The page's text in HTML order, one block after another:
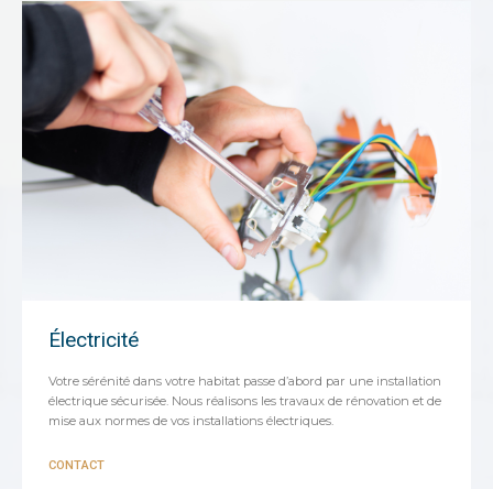
Électricité
Votre sérénité dans votre habitat passe d’abord par une installation
électrique sécurisée. Nous réalisons les travaux de rénovation et de
mise aux normes de vos installations électriques.
CONTACT